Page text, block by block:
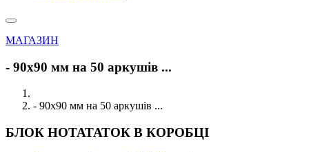
МАГАЗИН
- 90х90 мм на 50 аркушів ...
- 90х90 мм на 50 аркушів ...
БЛОК НОТАТАТОК В КОРОБЦІ